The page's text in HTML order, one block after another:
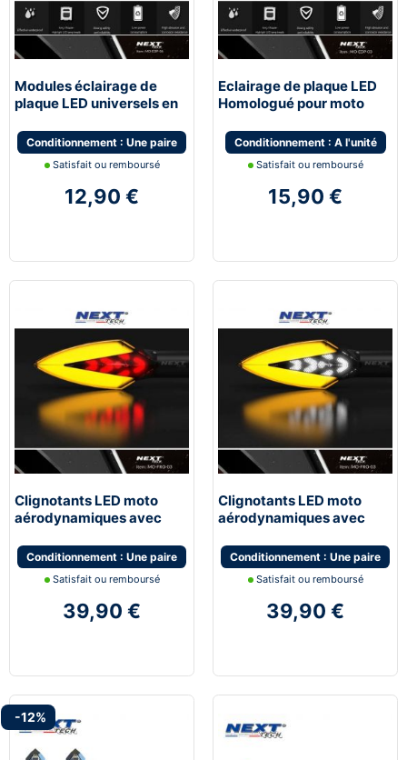
Modules éclairage de
plaque LED universels en
Conditionnement : Une paire
Satisfait ou remboursé
12,90 €
Eclairage de plaque LED
Homologué pour moto
Conditionnement : A l'unité
Satisfait ou remboursé
15,90 €
Clignotants LED moto
aérodynamiques avec
Conditionnement : Une paire
Satisfait ou remboursé
39,90 €
Clignotants LED moto
aérodynamiques avec
Conditionnement : Une paire
Satisfait ou remboursé
39,90 €
-12%